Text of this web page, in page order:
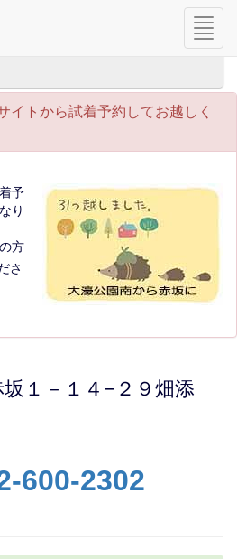
navi
イトから試着予約してお越しく
予
り
方
さ
１－１４−２９畑添
600-2302